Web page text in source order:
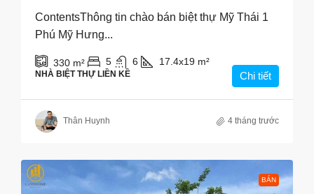
ContentsThông tin chào bán biệt thự Mỹ Thái 1
Phú Mỹ Hưng...
330 m² 5 6 17.4x19 m²
NHÀ BIỆT THỰ LIỀN KỀ Chi tiết
Thân Huynh 4 tháng trước
BÁN